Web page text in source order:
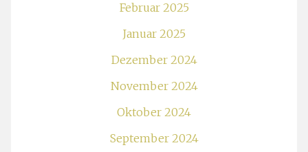
Februar 2025
Januar 2025
Dezember 2024
November 2024
Oktober 2024
September 2024